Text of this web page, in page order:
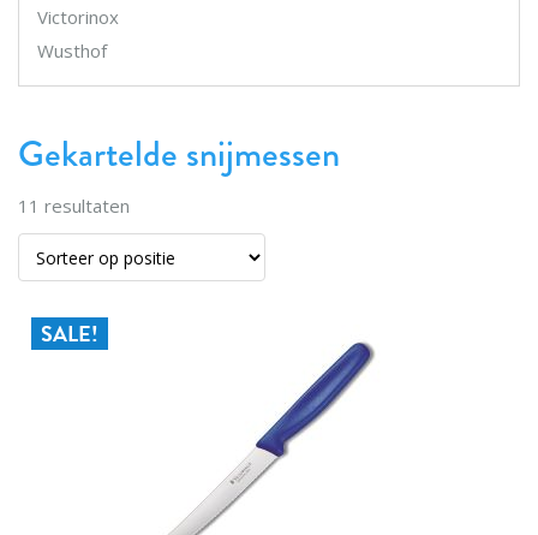
Gekartelde snijmessen
11 resultaten
SALE!
Victorinox
Wusthof